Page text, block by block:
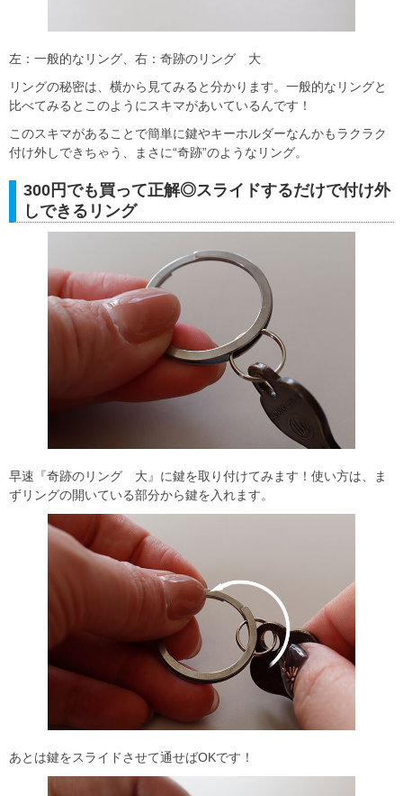
左：一般的なリング、右：奇跡のリング 大
リングの秘密は、横から見てみると分かります。一般的なリングと
比べてみるとこのようにスキマがあいているんです！
このスキマがあることで簡単に鍵やキーホルダーなんかもラクラク
付け外しできちゃう、まさに“奇跡”のようなリング。
300円でも買って正解◎スライドするだけで付け外
しできるリング
早速『奇跡のリング 大』に鍵を取り付けてみます！使い方は、ま
ずリングの開いている部分から鍵を入れます。
あとは鍵をスライドさせて通せばOKです！